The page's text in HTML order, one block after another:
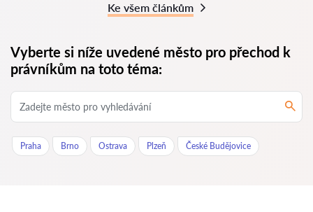
Ke všem článkům
Vyberte si níže uvedené město pro přechod k
právníkům na toto téma:
Praha Brno Ostrava Plzeň České Budějovice